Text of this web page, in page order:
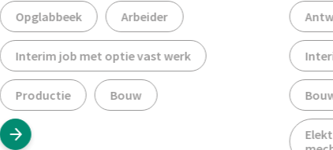
Opglabbeek Arbeider
Interim job met optie vast werk
Productie Bouw